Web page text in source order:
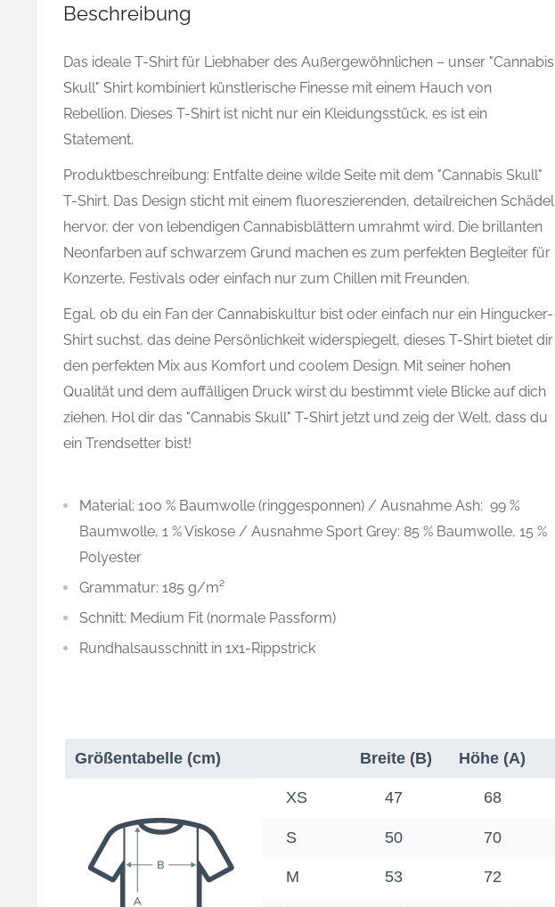
Beschreibung
Das ideale T-Shirt für Liebhaber des Außergewöhnlichen – unser "Cannabis
Skull" Shirt kombiniert künstlerische Finesse mit einem Hauch von
Rebellion. Dieses T-Shirt ist nicht nur ein Kleidungsstück, es ist ein
Statement.
Produktbeschreibung: Entfalte deine wilde Seite mit dem "Cannabis Skull"
T-Shirt. Das Design sticht mit einem fluoreszierenden, detailreichen Schädel
hervor, der von lebendigen Cannabisblättern umrahmt wird. Die brillanten
Neonfarben auf schwarzem Grund machen es zum perfekten Begleiter für
Konzerte, Festivals oder einfach nur zum Chillen mit Freunden.
Egal, ob du ein Fan der Cannabiskultur bist oder einfach nur ein Hingucker-
Shirt suchst, das deine Persönlichkeit widerspiegelt, dieses T-Shirt bietet dir
den perfekten Mix aus Komfort und coolem Design. Mit seiner hohen
Qualität und dem auffälligen Druck wirst du bestimmt viele Blicke auf dich
ziehen. Hol dir das "Cannabis Skull" T-Shirt jetzt und zeig der Welt, dass du
ein Trendsetter bist!
Material: 100 % Baumwolle (ringgesponnen) / Ausnahme Ash: 99 %
Baumwolle, 1 % Viskose / Ausnahme Sport Grey: 85 % Baumwolle, 15 %
Polyester
Grammatur: 185 g/m²
Schnitt: Medium Fit (normale Passform)
Rundhalsausschnitt in 1x1-Rippstrick